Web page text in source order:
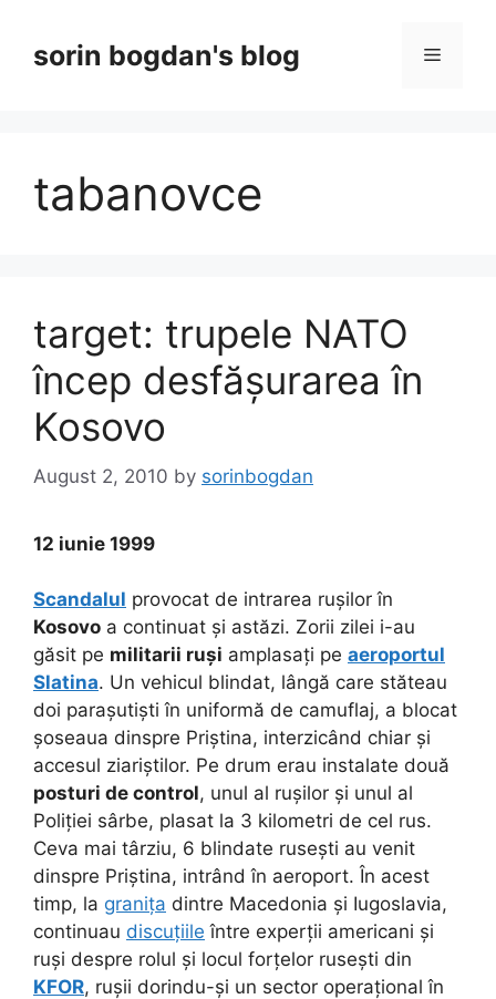
contentsorin bogdan's blog Menu
tabanovce
target: trupele NATO
încep desfășurarea în
Kosovo
August 2, 2010 by sorinbogdan
12 iunie 1999
Scandalul provocat de intrarea rușilor în
Kosovo a continuat și astăzi. Zorii zilei i-au
găsit pe militarii ruși amplasați pe aeroportul
Slatina. Un vehicul blindat, lângă care stăteau
doi parașutiști în uniformă de camuflaj, a blocat
șoseaua dinspre Priștina, interzicând chiar și
accesul ziariștilor. Pe drum erau instalate două
posturi de control, unul al rușilor și unul al
Poliției sârbe, plasat la 3 kilometri de cel rus.
Ceva mai târziu, 6 blindate rusești au venit
dinspre Priștina, intrând în aeroport. În acest
timp, la granița dintre Macedonia și Iugoslavia,
continuau discuțiile între experții americani și
ruși despre rolul și locul forțelor rusești din
KFOR, rușii dorindu-și un sector operațional în